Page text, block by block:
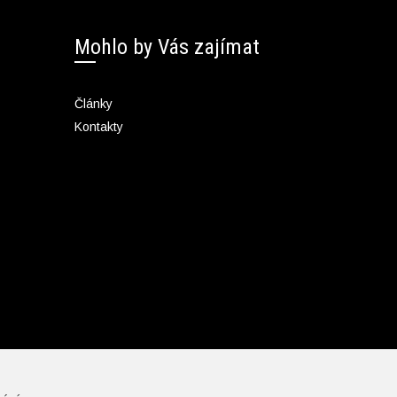
Mohlo by Vás zajímat
Články
Kontakty